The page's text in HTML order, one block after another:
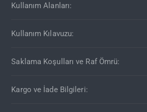
Kullanım Alanları:
Kullanım Kılavuzu:
Saklama Koşulları ve Raf Ömrü:
Kargo ve İade Bilgileri: